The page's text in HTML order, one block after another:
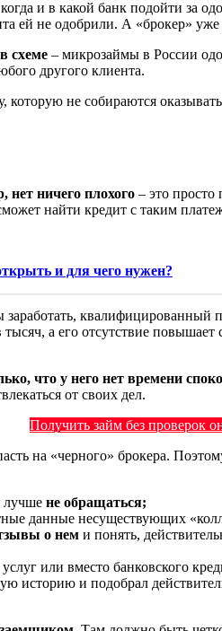
и в какой банк подойти за
ей не одобрили. А «брокер»
схеме – микрозаймы в России
другого клиента.
которую не собираются
нет ничего плохого – это просто
найти кредит с таким
и для чего нужен?
а его отсутствие
что у него нет времени
от своих дел.
Получить займ без проверок
на «черного» брокера.
лучше не обращаться;
данные несуществующих
о нем и понять,
или вместо банковского
историю и подобрал